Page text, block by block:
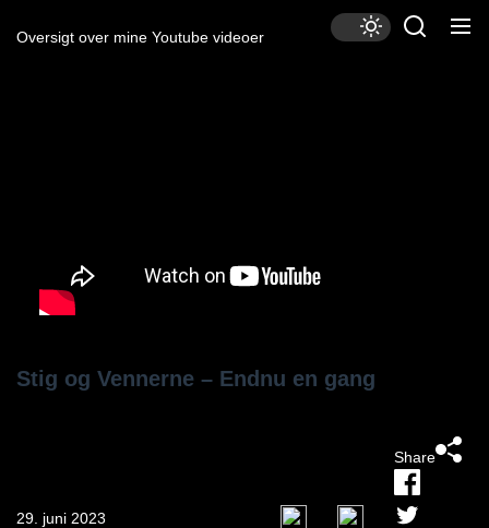
Oversigt over mine Youtube videoer
Stig og Vennerne – Endnu en gang
29. juni 2023
Share